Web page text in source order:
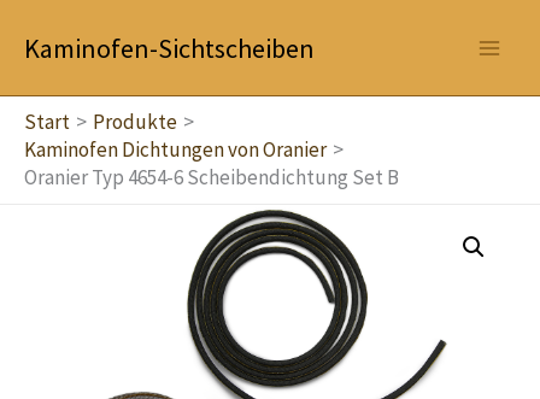
InhaltKaminofen-Sichtscheiben
Start
Produkte
Kaminofen Dichtungen von Oranier
Oranier Typ 4654-6 Scheibendichtung Set B